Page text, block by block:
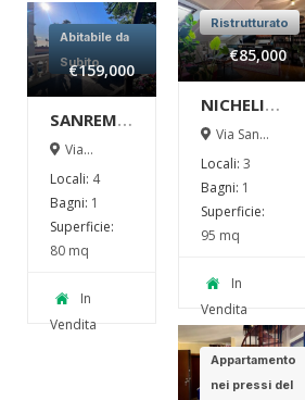
Ristrutturato
€85,000
NICHELINO
–
TRILOCALE
IN
VENDITA
Via San
Nichelino
Locali: 3
Bagni: 1
Superficie:
95 mq
In
Vendita
Abitabile da
Subito
€159,000
SANREMO
–
IN
VENDITA
Via
38 Sanremo
Locali: 4
Bagni: 1
Superficie:
80 mq
In
Vendita
Appartamento
nei pressi del